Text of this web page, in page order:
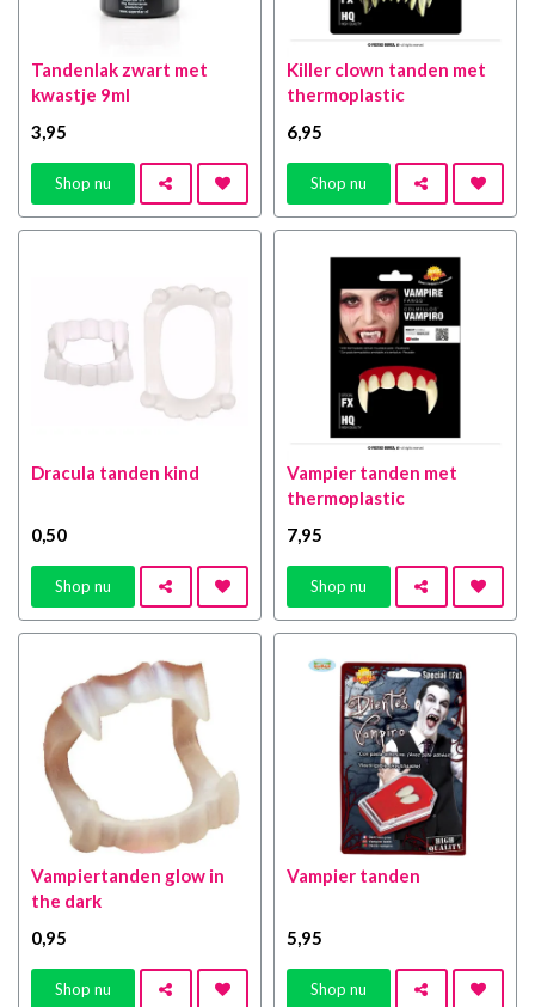
Tandenlak zwart met
kwastje 9ml
3,95
Shop nu
Killer clown tanden met
thermoplastic
6,95
Shop nu
Dracula tanden kind
0,50
Shop nu
Vampier tanden met
thermoplastic
7,95
Shop nu
Vampiertanden glow in
the dark
0,95
Shop nu
Vampier tanden
5,95
Shop nu